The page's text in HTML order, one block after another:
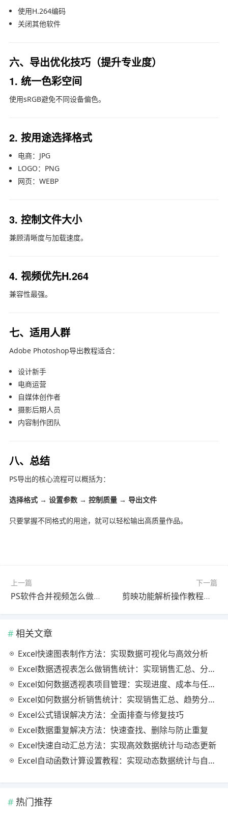
使用H.264编码
关闭其他软件
六、导出优化技巧（提升专业度）
1. 统一色彩空间
使用sRGB避免不同设备偏色。
2. 按用途选择格式
电商：JPG
LOGO：PNG
网页：WEBP
3. 控制文件大小
兼顾清晰度与加载速度。
4. 视频优先H.264
兼容性最强。
七、适用人群
Adobe Photoshop导出教程适合：
设计新手
电商运营
自媒体创作者
摄影后期人员
内容制作团队
八、总结
PS导出的核心流程可以概括为：
选择格式 → 设置参数 → 控制质量 → 导出文件
只要掌握不同格式的用途，就可以轻松输出高质量作品。
上一篇
PS软件合并视频怎么做？最新更新版快速上手教程（常见问题解决）
下一篇
剪映功能解析操作教程官方最新版一看就会
相关文章
Excel快速图表制作方法：实现数据可视化与高效分析
Excel数据透视表怎么做销售统计：实现销售汇总、分析与动态监控
Excel如何数据透视表项目管理：实现进度、成本与任务的高效分析
Excel如何数据分析销售统计：实现销售汇总、趋势分析与业绩优化
Excel公式错误解决方法：全面排查与修复技巧
Excel数据重复解决方法：快速查找、删除与防止重复
Excel快速自动汇总方法：实现高效数据统计与动态更新
Excel自动函数计算设置教程：实现动态数据统计与自动更新
热门推荐